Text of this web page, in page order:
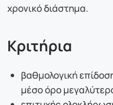
χρονικό διάστημα.
Κριτήρια
βαθμολογική
μέσο όρο